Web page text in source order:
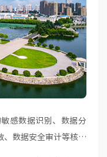
感数据识别、数据分
、数据安全审计等核心